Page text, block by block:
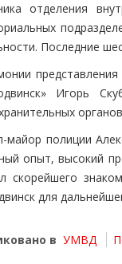
отделения
Последние
Игорь
майор полиции
опыт, высокий
скорейшего
для
в УМВД